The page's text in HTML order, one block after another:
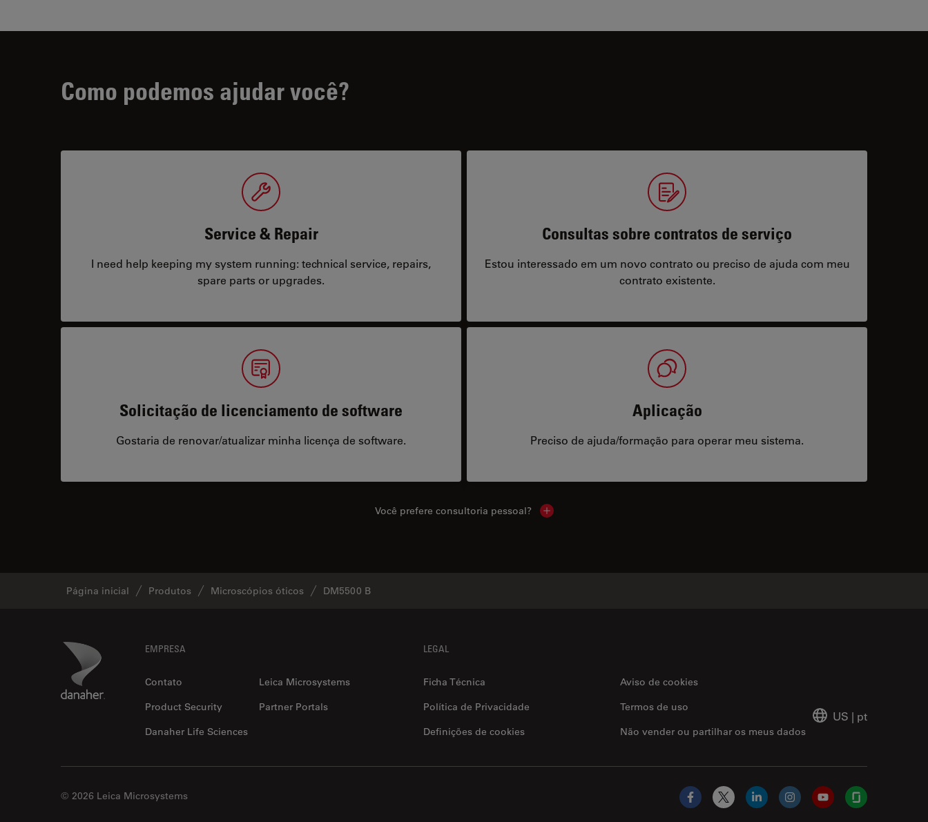
Como podemos ajudar você?
Service & Repair
I need help keeping my system running: technical service, repairs,
spare parts or upgrades.
Consultas sobre contratos de serviço
Estou interessado em um novo contrato ou preciso de ajuda com meu
contrato existente.
Solicitação de licenciamento de software
Gostaria de renovar/atualizar minha licença de software.
Aplicação
Preciso de ajuda/formação para operar meu sistema.
Você prefere consultoria pessoal? Show local contacts
Página inicial Produtos Microscópios óticos DM5500 B
Danaher Logo EMPRESA
Contato
Leica Microsystems
Product Security
Partner Portals
Danaher Life Sciences
LEGAL
Ficha Técnica
Aviso de cookies
Política de Privacidade
Não vender ou partilhar os meus dados
Termos de uso
Definições de cookies
US | pt
© 2026 Leica Microsystems
Facebook
X LinkedInInstagramYouTubeGlassdoor